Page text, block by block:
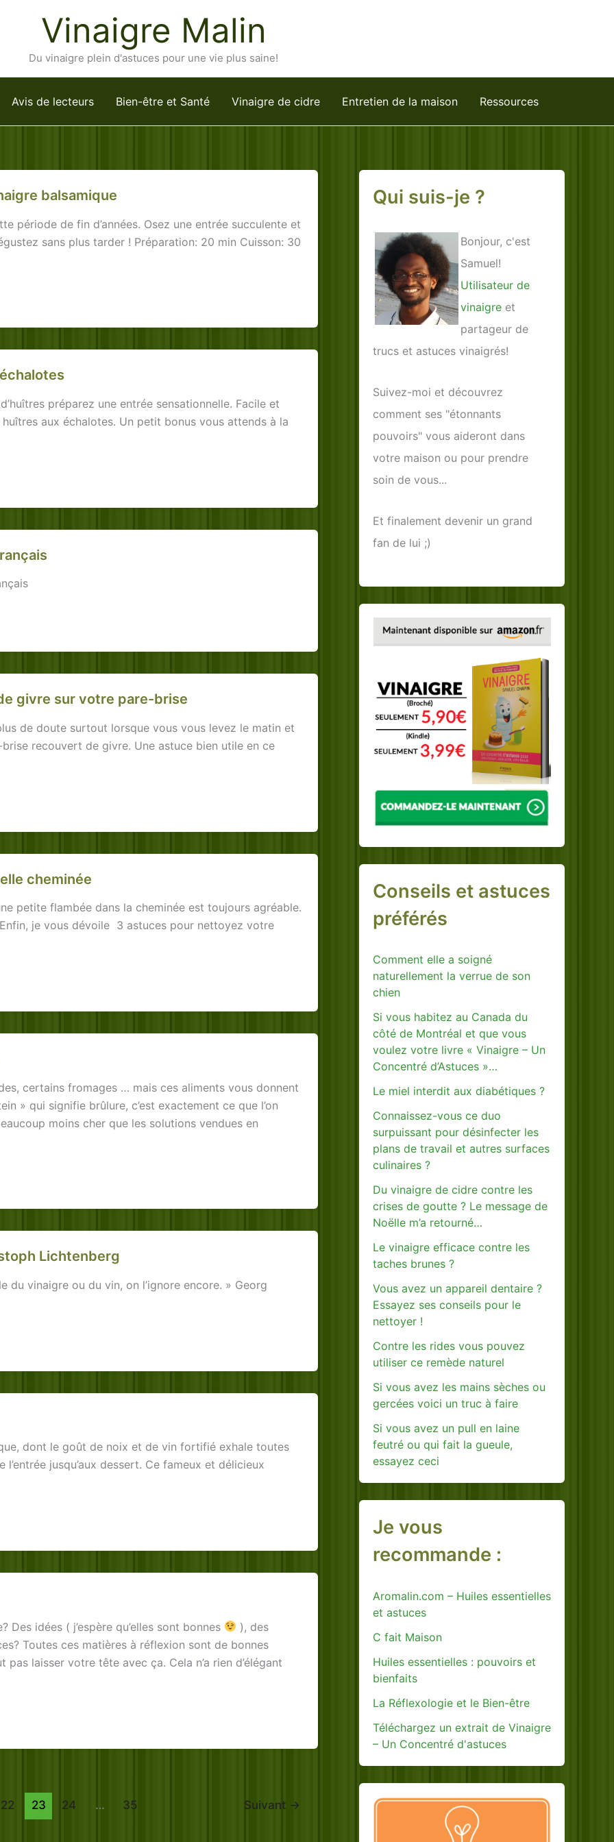
Vinaigre Malin
Du vinaigre plein d'astuces pour une vie plus saine!
Avis de lecteurs Bien-être et Santé Vinaigre de cidre Entretien de la maison Ressources
balsamique
période de fin d’années. Osez une entrée succulente et
sans plus tarder ! Préparation: 20 min Cuisson: 30
préparez une entrée sensationnelle. Facile et
aux échalotes. Un petit bonus vous attends à la
givre sur votre pare-brise
de doute surtout lorsque vous vous levez le matin et
recouvert de givre. Une astuce bien utile en ce
cheminée
petite flambée dans la cheminée est toujours agréable.
je vous dévoile 3 astuces pour nettoyez votre
certains fromages … mais ces aliments vous donnent
» qui signifie brûlure, c’est exactement ce que l’on
moins cher que les solutions vendues en
Lichtenberg
du vinaigre ou du vin, on l’ignore encore. » Georg
dont le goût de noix et de vin fortifié exhale toutes
jusqu’aux dessert. Ce fameux et délicieux
Des idées ( j’espère qu’elles sont bonnes
), des
Toutes ces matières à réflexion sont de bonnes
laisser votre tête avec ça. Cela n’a rien d’élégant
22 23 24 … 35 Suivant →
Qui suis-je ?
Bonjour, c'est
Samuel!
Utilisateur de
vinaigre et
partageur de
trucs et astuces vinaigrés!
Suivez-moi et découvrez
comment ses "étonnants
pouvoirs" vous aideront dans
votre maison ou pour prendre
soin de vous...
Et finalement devenir un grand
fan de lui ;)
Conseils et astuces
préférés
Comment elle a soigné
naturellement la verrue de son
chien
Si vous habitez au Canada du
côté de Montréal et que vous
voulez votre livre « Vinaigre – Un
Concentré d’Astuces »…
Le miel interdit aux diabétiques ?
Connaissez-vous ce duo
surpuissant pour désinfecter les
plans de travail et autres surfaces
culinaires ?
Du vinaigre de cidre contre les
crises de goutte ? Le message de
Noëlle m’a retourné…
Le vinaigre efficace contre les
taches brunes ?
Vous avez un appareil dentaire ?
Essayez ses conseils pour le
nettoyer !
Contre les rides vous pouvez
utiliser ce remède naturel
Si vous avez les mains sèches ou
gercées voici un truc à faire
Si vous avez un pull en laine
feutré ou qui fait la gueule,
essayez ceci
Je vous
recommande :
Aromalin.com – Huiles essentielles
et astuces
C fait Maison
Huiles essentielles : pouvoirs et
bienfaits
La Réflexologie et le Bien-être
Téléchargez un extrait de Vinaigre
– Un Concentré d'astuces